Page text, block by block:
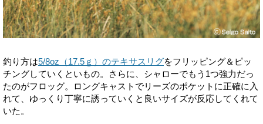
釣り方は5/8oz（17.5ｇ）のテキサスリグをフリッピング＆ピッ
チングしていくといもの。さらに、シャローでもう1つ強力だっ
たのがフロッグ。ロングキャストでリーズのポケットに正確に入
れて、ゆっくり丁寧に誘っていくと良いサイズが反応してくれて
いた。